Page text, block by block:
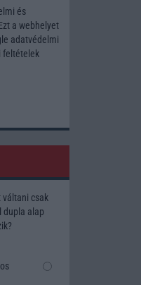
és
a webhelyet
adatvédelmi
feltételek
váltani csak
dupla alap